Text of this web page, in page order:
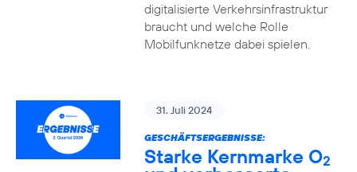
digitalisierte Verkehrsinfrastruktur
braucht und welche Rolle
Mobilfunknetze dabei spielen.
31. Juli 2024
GESCHÄFTSERGEBNISSE:
Starke Kernmarke O2